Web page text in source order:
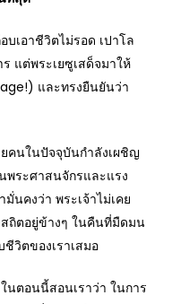
เอาชีวิตไม่รอด เปาโล
แต่พระเยซูเสด็จมาให้
และทรงยืนยันว่า
คนในปัจจุบันกำลังเผชิญ
พระศาสนจักรและแรง
คงว่า พระเจ้าไม่เคย
ถิตอยู่ข้างๆ ในคืนที่มืดมน
วิตของเราเสมอ
นตอนนี้สอนเราว่า ในการ